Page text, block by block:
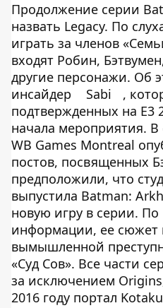
Продолжение серии
назвать Legacy. По
играть за членов
входят Робин,
другие персонажи. Об
инсайдер
Sabi
,
подтвержденных на E3
начала мероприятия. В
WB Games Montreal
постов, посвященных
предположили, что
выпустила Batman:
новую игру в серии.
информации, ее сюжет
вымышленной
«Суд Сов». Все части
за исключением
2016 году портал